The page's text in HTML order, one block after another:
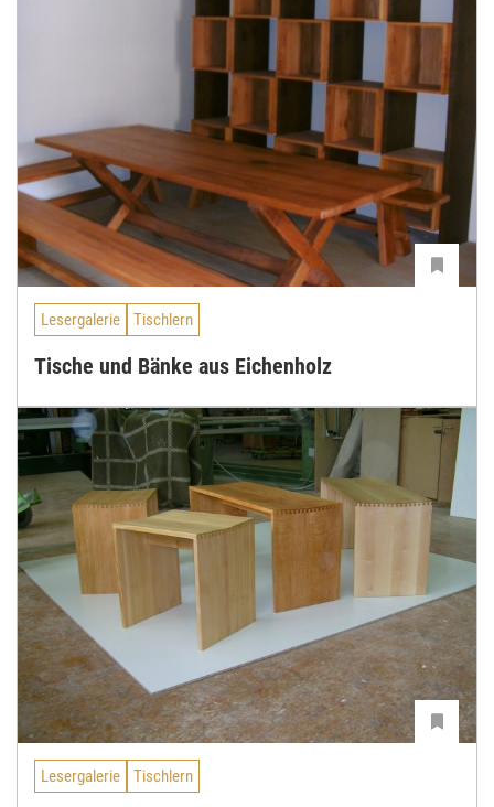
Lesergalerie Tischlern
Tische und Bänke aus Eichenholz
Lesergalerie Tischlern